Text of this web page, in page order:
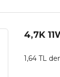
4,7K
1,64 TL